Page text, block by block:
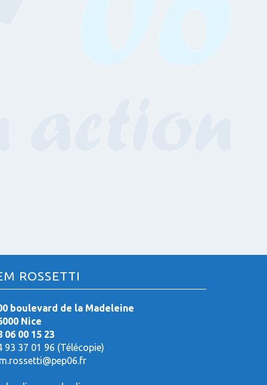
ROSSETTI
boulevard de la Madeleine
Nice
06 00 15 23
93 37 01 96 (Télécopie)